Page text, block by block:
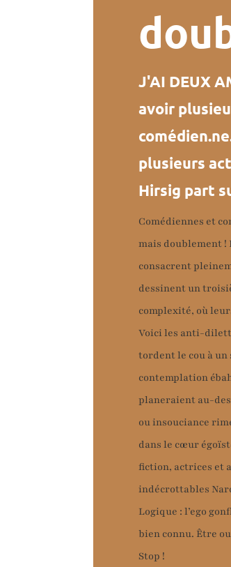
J'AI DEUX
avoir
plusieurs
Hirsig part
Comédiennes et
mais doublement
consacrent
dessinent un
complexité, où
Voici les anti-
tordent le cou à
contemplation
planeraient au-
ou insouciance
dans le cœur
fiction, actrices et
indécrottables
Logique : l’ego
bien connu. Être
Stop !